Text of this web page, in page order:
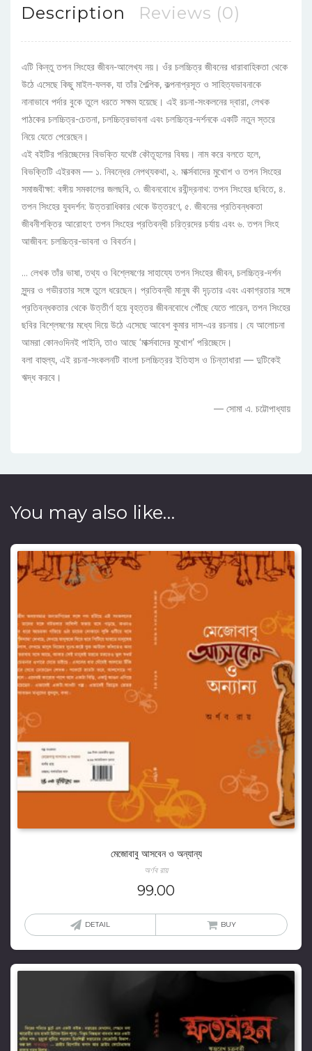
Description Reviews (0)
এটি কিন্তু তপন সিংহের জীবন-আলেখ্য নয়। ওঁর চলচ্চিত্র জীবনের ধারাবাহিকতা থেকে
উঠে এসেছে কিছু মাইল-ফলক, যা তাঁর শৈল্পিক, কল্পনাপ্রসূত ও সাহিত্যভাবনাকে
নানাভাবে পর্দার বুকে তুলে ধরতে সক্ষম হয়েছে। এই রচনা-সংকলনের দ্বারা, লেখক
পাঠকের চলচ্চিত্র-চেতনা, চলচ্চিত্রভাবনা এবং চলচ্চিত্র-দর্শনকে একটি নতুন স্তরে
নিয়ে যেতে পেরেছেন।
এই বইটির পরিচ্ছেদের বিভক্তি যথেষ্ট কৌতূহলের বিষয়। নাম করে বলতে হলে,
বিভক্তিটি এইরকম — ১. নিবন্ধের নেপথ্যকথা, ২. মার্ক্সবাদের মুখোশ ও তপন সিংহের
সমাজবীক্ষা: বঙ্গীয় সমকালের জলছবি, ৩. জীবনবোধে রবীন্দ্রনাথ: তপন সিংহের ছবিতে, ৪.
তপন সিংহের যুবদর্শন: উত্তরাধিকার থেকে উত্তরণে, ৫. জীবনের প্রতিবন্ধকতা
জীবনীশক্তির আরোহণ: তপন সিংহের প্রতিবন্ধী চরিত্রদের চর্যায় এবং ৬. তপন সিংহ
আজীবন: চলচ্চিত্র-ভাবনা ও বিবর্তন।
… লেখক তাঁর ভাষা, তথ্য ও বিশ্লেষণের সাহায্যে তপন সিংহের জীবন, চলচ্চিত্র-দর্শন
সুন্দর ও গভীরতার সঙ্গে তুলে ধরেছেন। প্রতিবন্ধী মানুষ কী দৃঢ়তার এবং একাগ্রতার সঙ্গে
প্রতিবন্ধকতার থেকে উত্তীর্ণ হয়ে বৃহত্তর জীবনবোধে পৌঁছে যেতে পারেন, তপন সিংহের
ছবির বিশ্লেষণের মধ্যে দিয়ে উঠে এসেছে আবেশ কুমার দাস-এর রচনায়। যে আলোচনা
আমরা কোনওদিনই পাইনি, তাও আছে ‘মার্ক্সবাদের মুখোশ’ পরিচ্ছেদে।
বলা বাহুল্য, এই রচনা-সংকলনটি বাংলা চলচ্চিত্রর ইতিহাস ও চিন্তাধারা — দুটিকেই
ঋদ্ধ করবে।
— সোমা এ. চট্টোপাধ্যায়
You may also like…
মেজোবাবু আসবেন ও অন্যান্য
অর্ণব রায়
99.00
DETAIL BUY